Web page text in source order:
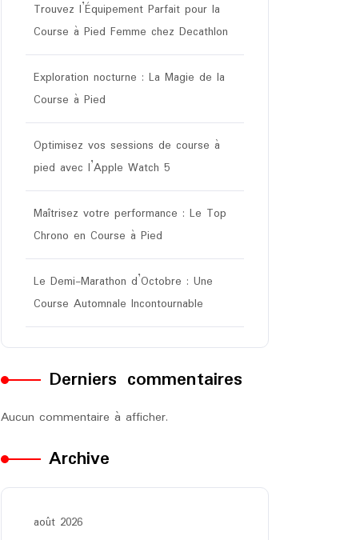
Trouvez l’Équipement Parfait pour la
Course à Pied Femme chez Decathlon
Exploration nocturne : La Magie de la
Course à Pied
Optimisez vos sessions de course à
pied avec l’Apple Watch 5
Maîtrisez votre performance : Le Top
Chrono en Course à Pied
Le Demi-Marathon d’Octobre : Une
Course Automnale Incontournable
Derniers commentaires
Aucun commentaire à afficher.
Archive
août 2026